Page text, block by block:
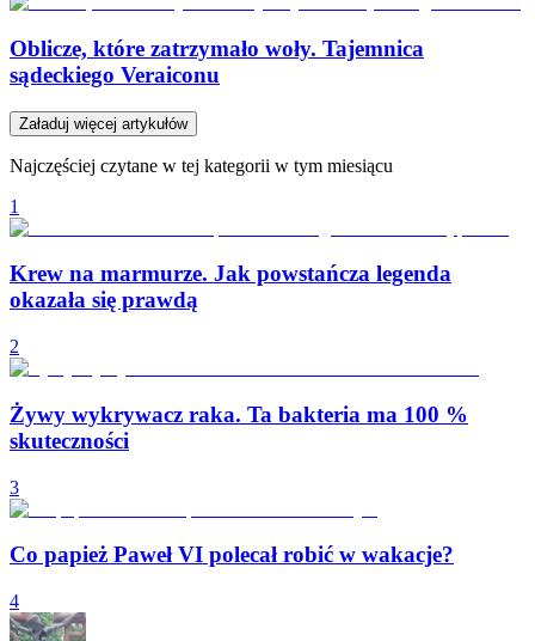
Oblicze, które zatrzymało woły. Tajemnica
sądeckiego Veraiconu
Załaduj więcej artykułów
Najczęściej czytane w tej kategorii w tym miesiącu
1
Krew na marmurze. Jak powstańcza legenda
okazała się prawdą
2
Żywy wykrywacz raka. Ta bakteria ma 100 %
skuteczności
3
Co papież Paweł VI polecał robić w wakacje?
4